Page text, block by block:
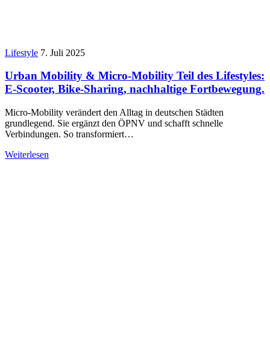
Lifestyle 7. Juli 2025
Urban Mobility & Micro-Mobility Teil des Lifestyles:
E-Scooter, Bike-Sharing, nachhaltige Fortbewegung.
Micro-Mobility verändert den Alltag in deutschen Städten
grundlegend. Sie ergänzt den ÖPNV und schafft schnelle
Verbindungen. So transformiert…
Weiterlesen